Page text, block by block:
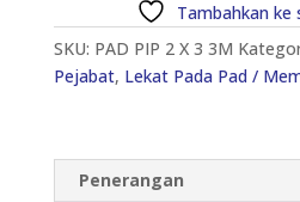
2"
X
3"
HELAI)
(51MM
Tambahkan ke
SKU: PAD PIP 2 X 3 3M
Pejabat, Lekat Pada Pad /
Penerangan